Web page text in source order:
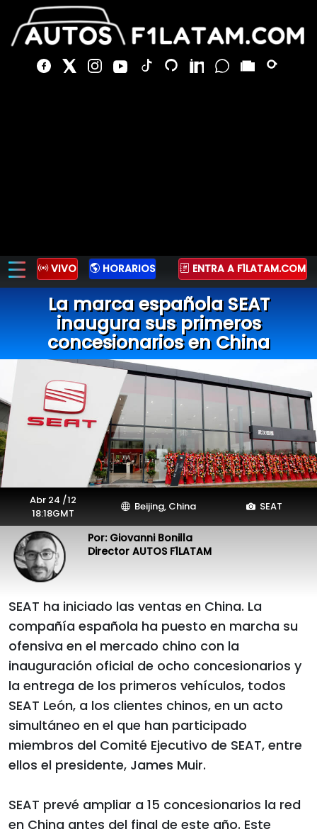
VIVO HORARIOS ENTRA A F1LATAM.COM
La marca española SEAT
inaugura sus primeros
concesionarios en China
Abr 24 /12
18:18GMT
Beijing, China SEAT
Por: Giovanni Bonilla
Director AUTOS F1LATAM
SEAT ha iniciado las ventas en China. La
compañía española ha puesto en marcha su
ofensiva en el mercado chino con la
inauguración oficial de ocho concesionarios y
la entrega de los primeros vehículos, todos
SEAT León, a los clientes chinos, en un acto
simultáneo en el que han participado
miembros del Comité Ejecutivo de SEAT, entre
ellos el presidente, James Muir.
SEAT prevé ampliar a 15 concesionarios la red
en China antes del final de este año. Este